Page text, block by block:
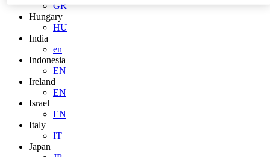
GR
Hungary
HU
India
en
Indonesia
EN
Ireland
EN
Israel
EN
Italy
IT
Japan